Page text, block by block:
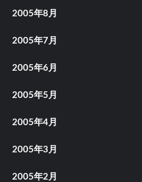
2005年8月
2005年7月
2005年6月
2005年5月
2005年4月
2005年3月
2005年2月